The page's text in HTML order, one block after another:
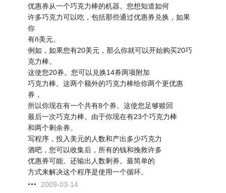
优惠券从一个巧克力棒的机器。您想知道如何
许多巧克力可以吃，包括那些通过优惠券兑换，如果
你
有ñ美元。
例如，如果您有20美元，那么你就可以开始购买20巧
克力棒。
这使您20券。您可以兑换14券两项附加
巧克力棒。这两个额外的巧克力棒给你两个更优惠
券，
所以你现在有一个共有8个券。这使您足够赎回
最后一次巧克力棒。由于你现在有23个巧克力棒
和两个剩余券。
写程序，投入美元的人数和产出多少巧克力
酒吧，您可以收集后，所有的钱和挽救许多
优惠券可能。还输出人数剩券。最简单的
方式来解决这个程序是使用一个循环。
2009-03-14